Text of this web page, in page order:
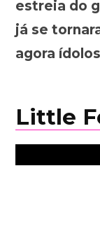
estreia do
já se
agora
Little